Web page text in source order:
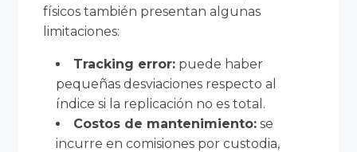
físicos también presentan algunas
limitaciones:
Tracking error: puede haber
pequeñas desviaciones respecto al
índice si la replicación no es total.
Costos de mantenimiento: se
incurre en comisiones por custodia,